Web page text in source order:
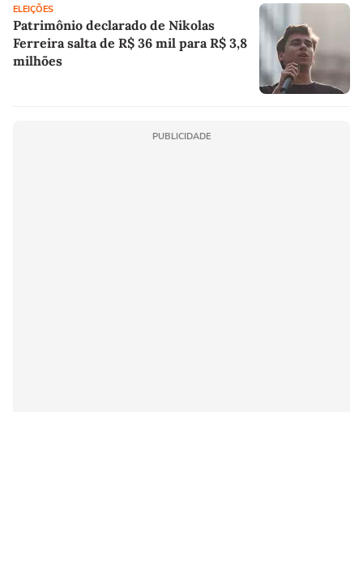
ELEIÇÕES
Patrimônio declarado de Nikolas
Ferreira salta de R$ 36 mil para R$ 3,8
milhões
PUBLICIDADE